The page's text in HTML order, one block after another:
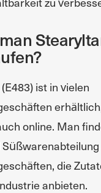
ist in vielen
online. Man
die
anbieten.